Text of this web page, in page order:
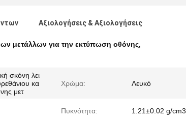
Αξιολογήσεις & Αξιολογήσεις
μετάλλων για την εκτύπωση οθόνης,
σκόνη λει
κα
μετ
Χρώμα: Λευκό
Πυκνότητα: 1.21±0.02 g/cm3